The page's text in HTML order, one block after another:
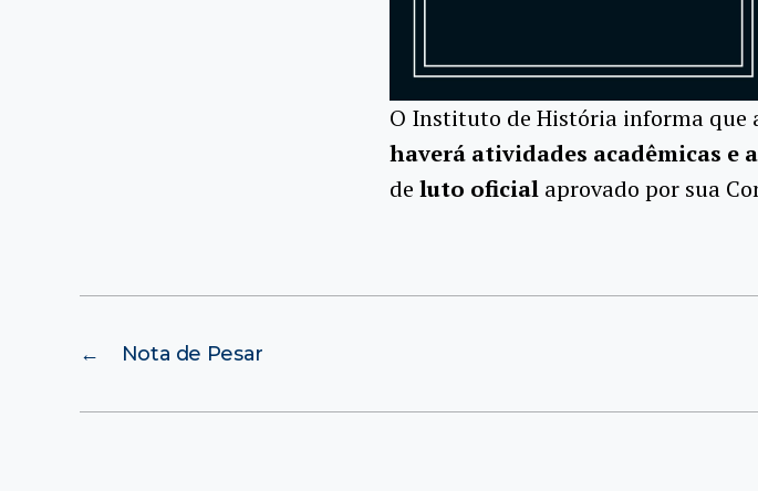
O Instituto de História informa que
haverá atividades acadêmicas e
de luto oficial aprovado por sua
← Nota de Pesar